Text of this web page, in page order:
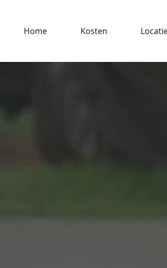
Home Kosten